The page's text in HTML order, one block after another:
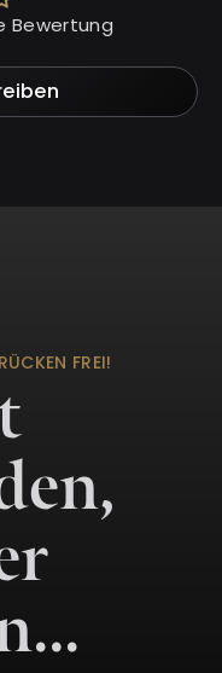
Bewertung
FREI!